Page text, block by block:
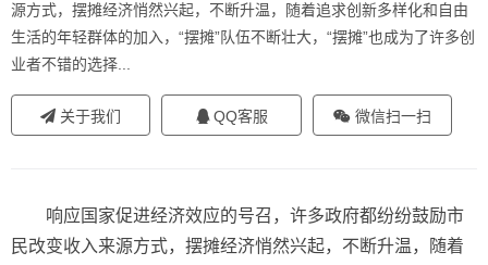
源方式，摆摊经济悄然兴起，不断升温，随着追求创新多样化和自由
生活的年轻群体的加入，“摆摊”队伍不断壮大，“摆摊”也成为了许多创
业者不错的选择...
关于我们 QQ客服 微信扫一扫
响应国家促进经济效应的号召，许多政府都纷纷鼓励市
民改变收入来源方式，摆摊经济悄然兴起，不断升温，随着